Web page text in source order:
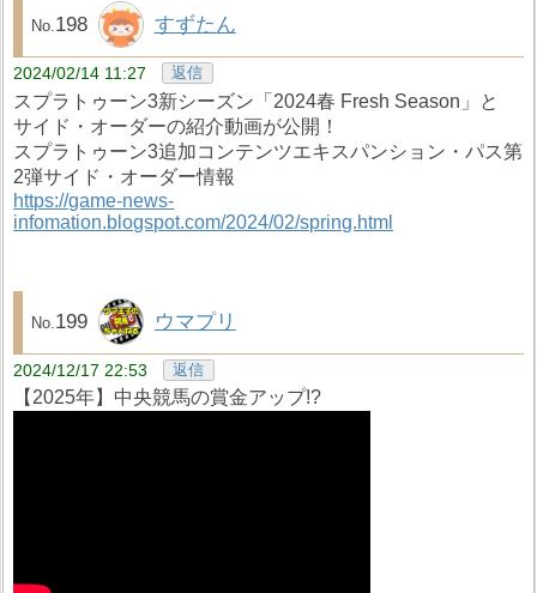
198 すずたん
2024/02/14 11:27 返信
スプラトゥーン3新シーズン「2024春 Fresh Season」と
サイド・オーダーの紹介動画が公開！
スプラトゥーン3追加コンテンツエキスパンション・パス第
2弾サイド・オーダー情報
https://game-news-
infomation.blogspot.com/2024/02/spring.html
199 ウマプリ
2024/12/17 22:53 返信
【2025年】中央競馬の賞金アップ!?